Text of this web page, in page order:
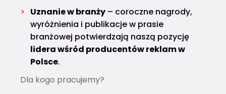
Uznanie w branży – coroczne nagrody,
wyróżnienia i publikacje w prasie
branżowej potwierdzają naszą pozycję
lidera wśród producentów reklam w
Polsce.
Dla kogo pracujemy?